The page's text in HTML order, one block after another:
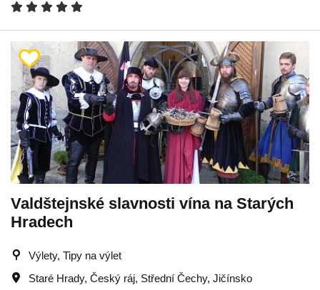
Valdštejnské slavnosti vína na Starých
Hradech
Výlety, Tipy na výlet
Staré Hrady, Český ráj, Střední Čechy, Jičínsko